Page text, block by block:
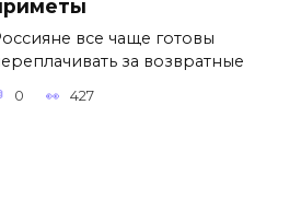
все чаще готовы
за возвратные
0 427